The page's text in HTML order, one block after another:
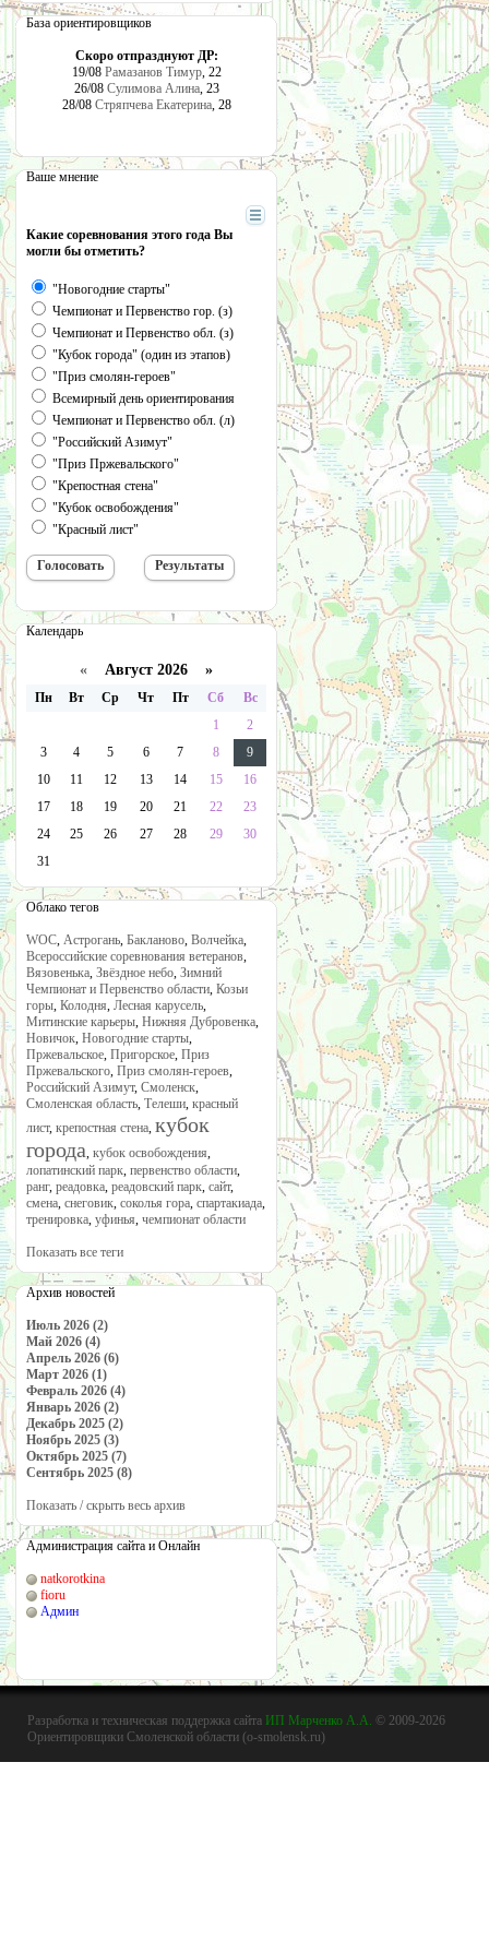
База ориентировщиков
Скоро отпразднуют ДР:
19/08 Рамазанов Тимур, 22
26/08 Сулимова Алина, 23
28/08 Стряпчева Екатерина, 28
Ваше мнение
Какие соревнования этого года Вы
могли бы отметить?
"Новогодние старты"
Чемпионат и Первенство гор. (з)
Чемпионат и Первенство обл. (з)
"Кубок города" (один из этапов)
"Приз смолян-героев"
Всемирный день ориентирования
Чемпионат и Первенство обл. (л)
"Российский Азимут"
"Приз Пржевальского"
"Крепостная стена"
"Кубок освобождения"
"Красный лист"
Календарь
« Август 2026 »
Пн Вт Ср Чт Пт Сб
Вс
1
2
3
4 5 6 7 8
9
10
11 12 13 14 15
16
17
18 19 20 21 22
23
24
25 26 27 28 29
30
31
Облако тегов
WOC, Астрогань, Бакланово, Волчейка,
Всероссийские соревнования ветеранов,
Вязовенька, Звёздное небо, Зимний
Чемпионат и Первенство области, Козьи
горы, Колодня, Лесная карусель,
Митинские карьеры, Нижняя Дубровенка,
Новичок, Новогодние старты,
Пржевальское, Пригорское, Приз
Пржевальского, Приз смолян-героев,
Российский Азимут, Смоленск,
Смоленская область, Телеши, красный
лист, крепостная стена, кубок
города, кубок освобождения,
лопатинский парк, первенство области,
ранг, реадовка, реадовский парк, сайт,
смена, снеговик, соколья гора, спартакиада,
тренировка, уфинья, чемпионат области
Показать все теги
Архив новостей
Июль 2026 (2)
Май 2026 (4)
Апрель 2026 (6)
Март 2026 (1)
Февраль 2026 (4)
Январь 2026 (2)
Декабрь 2025 (2)
Ноябрь 2025 (3)
Октябрь 2025 (7)
Сентябрь 2025 (8)
Показать / скрыть весь архив
Администрация сайта и Онлайн
natkorotkina
fioru
Админ
Разработка и техническая поддержка сайта ИП Марченко А.А. © 2009-2026
Ориентировщики Смоленской области (o-smolensk.ru)